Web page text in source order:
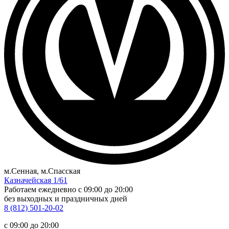
м.Сенная, м.Спасская
Казначейская 1/61
Работаем ежедневно c 09:00 до 20:00
без выходных и праздничных дней
8 (812) 501-20-02
c 09:00 до 20:00